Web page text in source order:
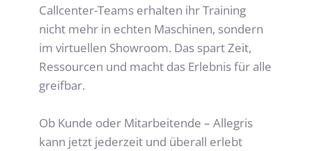
Callcenter-Teams erhalten ihr Training
nicht mehr in echten Maschinen, sondern
im virtuellen Showroom. Das spart Zeit,
Ressourcen und macht das Erlebnis für alle
greifbar.
Ob Kunde oder Mitarbeitende – Allegris
kann jetzt jederzeit und überall erlebt